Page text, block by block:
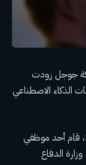
جوجل زودت
الذكاء الاصطناعي
بعد وقت قصير من بداية الحرب في أكتوبر 2023، قام أحد موظفي
الدفاع